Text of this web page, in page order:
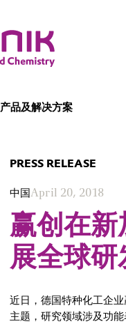
产品及解决方案
PRESS RELEASE
中国April 20, 2018
赢创在
展全球
近日，德国特种化工企
主题，研究领域涉及功